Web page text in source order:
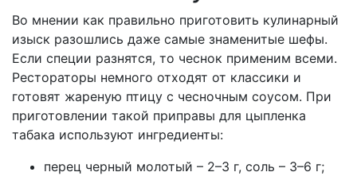
Во мнении как правильно приготовить кулинарный
изыск разошлись даже самые знаменитые шефы.
Если специи разнятся, то чеснок применим всеми.
Рестораторы немного отходят от классики и
готовят жареную птицу с чесночным соусом. При
приготовлении такой приправы для цыпленка
табака используют ингредиенты:
перец черный молотый – 2–3 г, соль – 3–6 г;